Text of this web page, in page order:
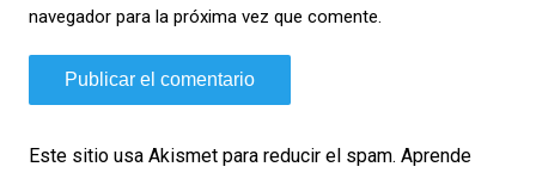
navegador para la próxima vez que comente.
Este sitio usa Akismet para reducir el spam. Aprende